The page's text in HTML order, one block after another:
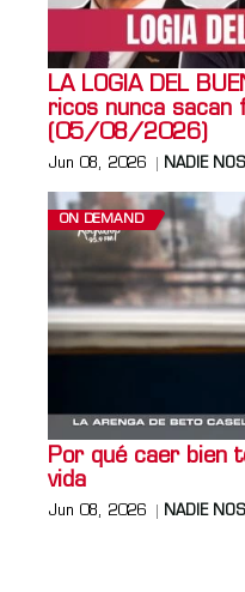
LA LOGIA DEL
ricos nunca sacan
(05/08/2026)
Jun 08, 2026 NADIE
ON DEMAND
Por qué caer bien
vida
Jun 08, 2026 NADIE